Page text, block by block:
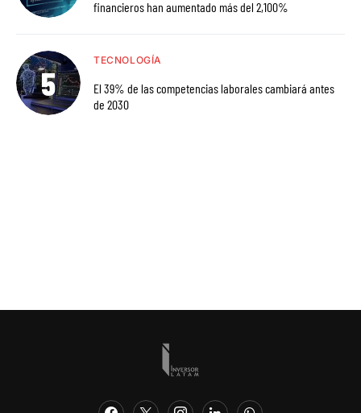
financieros han aumentado más del 2,100%
TECNOLOGÍA
El 39% de las competencias laborales cambiará antes
de 2030